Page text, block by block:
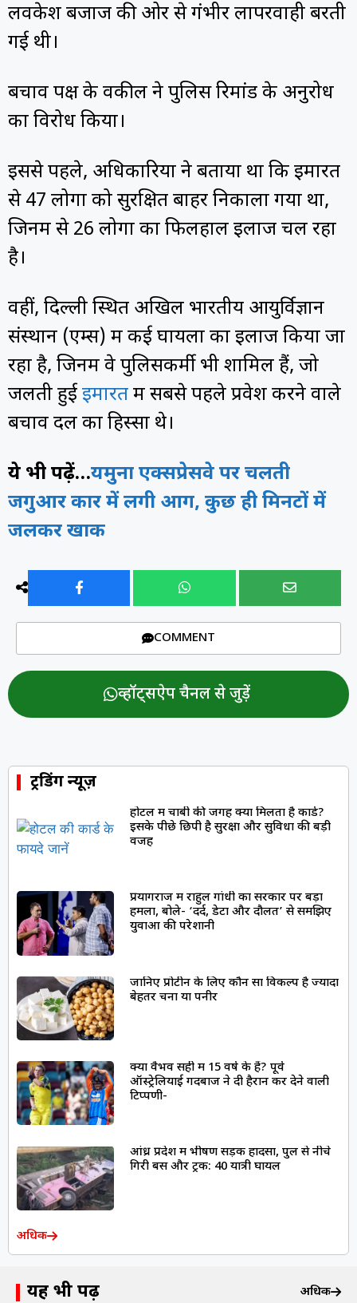
लवकेश बजाज की ओर से गंभीर लापरवाही बरती
गई थी।
बचाव पक्ष के वकील ने पुलिस रिमांड के अनुरोध
का विरोध किया।
इससे पहले, अधिकारियों ने बताया था कि इमारत
से 47 लोगों को सुरक्षित बाहर निकाला गया था,
जिनमें से 26 लोगों का फिलहाल इलाज चल रहा
है।
वहीं, दिल्ली स्थित अखिल भारतीय आयुर्विज्ञान
संस्थान (एम्‍स) में कई घायलों का इलाज किया जा
रहा है, जिनमें वे पुलिसकर्मी भी शामिल हैं, जो
जलती हुईइमारतमें सबसे पहले प्रवेश करने वाले
बचाव दल का हिस्सा थे।
ये भी पढ़ें…यमुना एक्सप्रेसवे पर चलती
जगुआर कार में लगी आग, कुछ ही मिनटों में
जलकर खाक
COMMENT
व्हॉट्सऐप चैनल से जुड़ें
ट्रेंडिंग न्यूज़
होटल में चाबी की जगह क्यों मिलता है कार्ड?
इसके पीछे छिपी है सुरक्षा और सुविधा की बड़ी
वजह
प्रयागराज में राहुल गांधी का सरकार पर बड़ा
हमला, बोले- ‘दर्द, डेटा और दौलत’ से समझिए
युवाओं की परेशानी
जानिए प्रोटीन के लिए कौन सा विकल्प है ज्यादा
बेहतर चना या पनीर
क्या वैभव सही में 15 वर्ष के हैं? पूर्व
ऑस्ट्रेलियाई गेंदबाज ने दी हैरान कर देने वाली
टिप्पणी-
आंध्र प्रदेश में भीषण सड़क हादसा, पुल से नीचे
गिरी बस और ट्रक: 40 यात्री घायल
अधिक
यह भी पढ़ें अधिक